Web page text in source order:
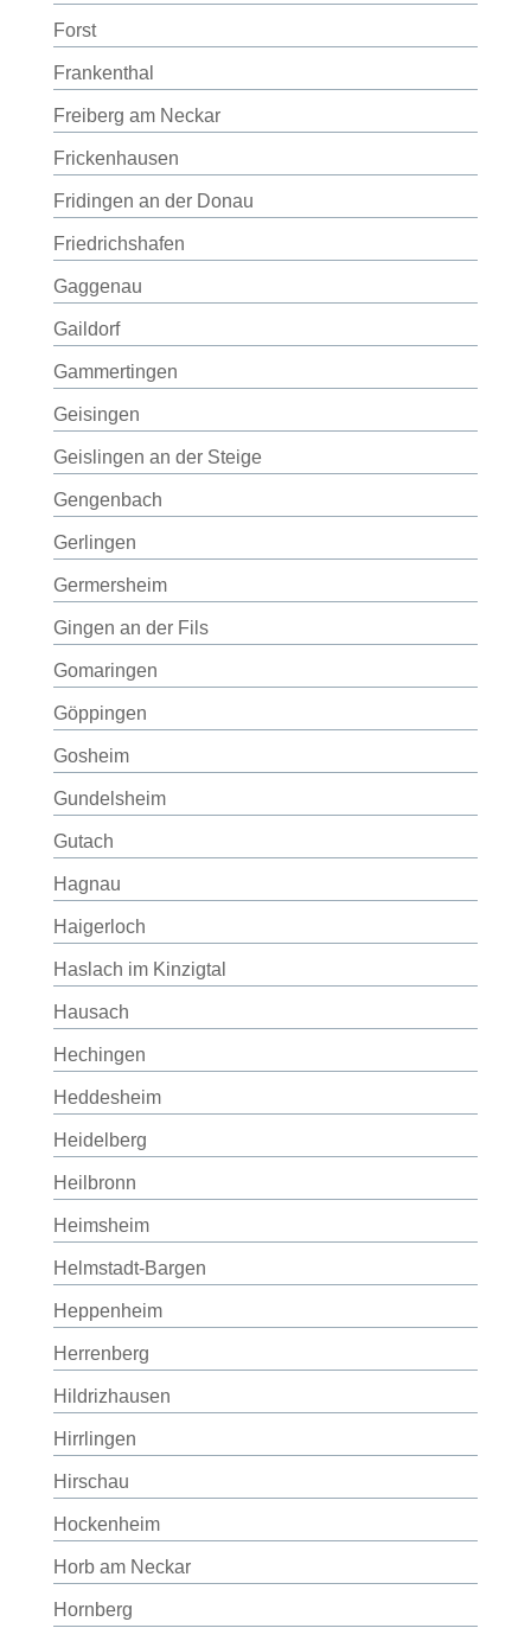
Forst
Frankenthal
Freiberg am Neckar
Frickenhausen
Fridingen an der Donau
Friedrichshafen
Gaggenau
Gaildorf
Gammertingen
Geisingen
Geislingen an der Steige
Gengenbach
Gerlingen
Germersheim
Gingen an der Fils
Gomaringen
Göppingen
Gosheim
Gundelsheim
Gutach
Hagnau
Haigerloch
Haslach im Kinzigtal
Hausach
Hechingen
Heddesheim
Heidelberg
Heilbronn
Heimsheim
Helmstadt-Bargen
Heppenheim
Herrenberg
Hildrizhausen
Hirrlingen
Hirschau
Hockenheim
Horb am Neckar
Hornberg